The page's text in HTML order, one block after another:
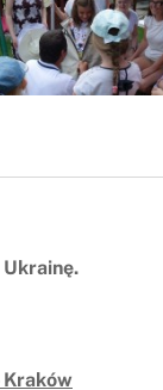
Kraków